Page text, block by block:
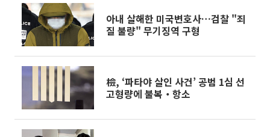
아내 살해한 미국변호사…검찰 "죄
질 불량" 무기징역 구형
檢, ‘파타야 살인 사건’ 공범 1심 선
고형량에 불복‧항소